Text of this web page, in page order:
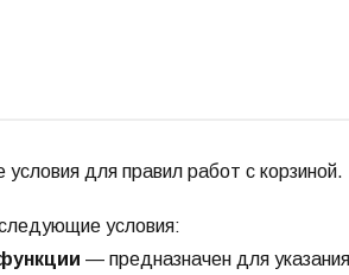
для правил работ с корзиной.
условия:
— предназначен для